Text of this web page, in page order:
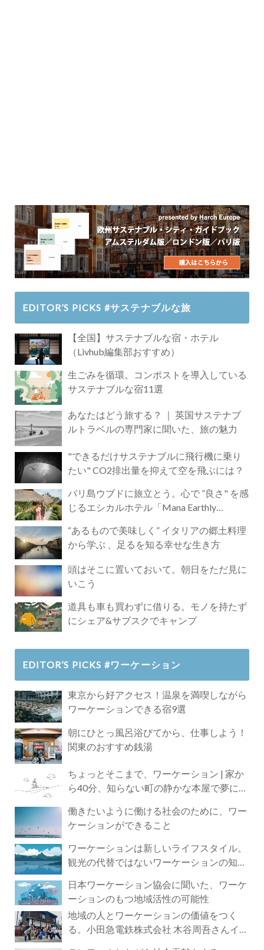
EDITOR’S PICKS #サステナブルな旅
【全国】サステナブルな宿・ホテル
（Livhub編集部おすすめ）
生ごみを循環。コンポストを導入している
サステナブルな宿11選
あなたはどう旅する？ ｜ 英国サステナブ
ルトラベルの専門家に聞いた、旅の魅力
"できるだけサステナブルに飛行機に乗り
たい" CO2排出量を抑えて空を飛ぶには？
バリ島ウブドに旅立とう。心で ”良さ" を感
じるエシカルホテル「Mana Earthly
“あるもので美味しく” イタリアの郷土料理
から学ぶ 、足るを知る幸せな生き方
頭はそこに置いておいて。朝日をただ見に
いこう
道具も車も買わずに借りる。モノを持たず
にシェア&サブスクでキャンプ
EDITOR’S PICKS #ワーケーション
東京から好アクセス！温泉を満喫しながら
ワーケーションできる宿9選
朝にひとっ風呂浴びてから、仕事しよう！
関東のおすすめ銭湯
ちょっとそこまで、ワーケーション | 家か
ら40分、知らない町の静かな本屋で夢に近
働きたいように働ける社会のために、ワー
ケーションができること
ワーケーションは新しいライフスタイル。
観光の代替ではないワーケーションの知ら
日本ワーケーション協会に聞いた、ワーケ
ーションのもつ地域活性の可能性
地域の人とワーケーションの価値をつく
る。小田急電鉄株式会社 木谷周吾さんイン